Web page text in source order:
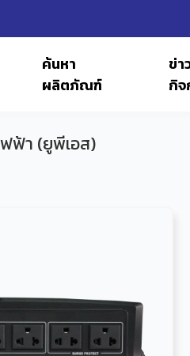
ค้นหา
ผลิตภัณฑ์
ข่า
กิจ
ฟฟ้า (ยูพีเอส)